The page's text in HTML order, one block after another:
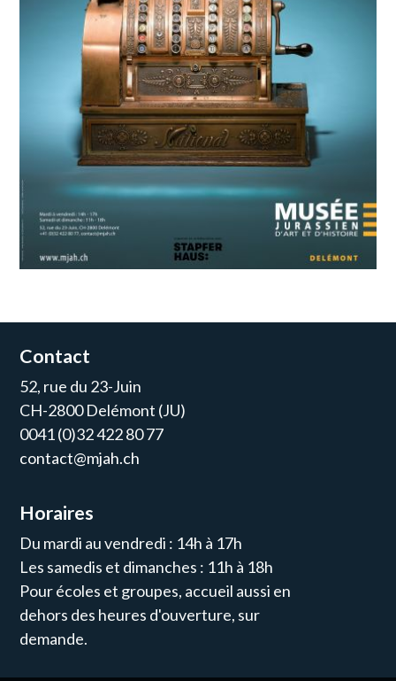
Contact
52, rue du 23-Juin
CH-2800 Delémont (JU)
0041 (0)32 422 80 77
contact@mjah.ch
Horaires
Du mardi au vendredi : 14h à 17h
Les samedis et dimanches : 11h à 18h
Pour écoles et groupes, accueil aussi en
dehors des heures d'ouverture, sur
demande.